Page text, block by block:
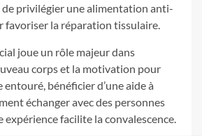
privilégier une alimentation anti-
favoriser la réparation tissulaire.
joue un rôle majeur dans
corps et la motivation pour
entouré, bénéficier d’une aide à
échanger avec des personnes
expérience facilite la convalescence.